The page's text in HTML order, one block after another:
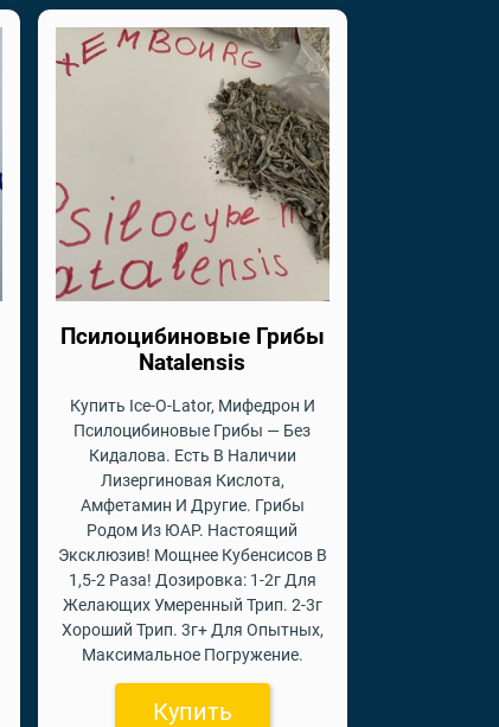
Псилоцибиновые Грибы
Natalensis
Купить Ice-O-Lator, Мифедрон И
Псилоцибиновые Грибы — Без
Кидалова. Есть В Наличии
Лизергиновая Кислота,
Амфетамин И Другие. Грибы
Родом Из ЮАР. Настоящий
Эксклюзив! Мощнее Кубенсисов В
1,5-2 Раза! Дозировка: 1-2г Для
Желающих Умеренный Трип. 2-3г
Хороший Трип. 3г+ Для Опытных,
Максимальное Погружение.
Купить